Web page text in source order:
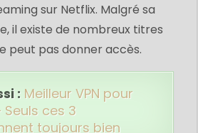
sur Netflix. Malgré sa
il existe de nombreux titres
peut pas donner accès.
: Meilleur VPN pour
Seuls ces 3
toujours bien